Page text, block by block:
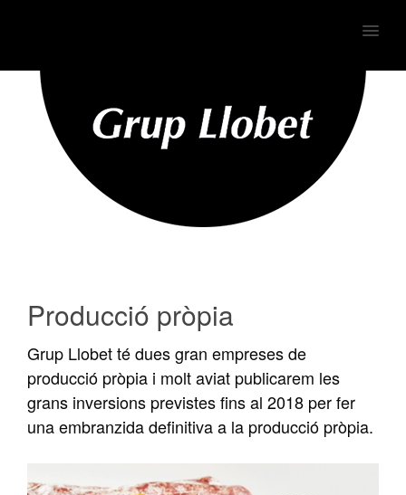
MENU
Producció pròpia
Grup Llobet té dues gran empreses de
producció pròpia i molt aviat publicarem les
grans inversions previstes fins al 2018 per fer
una embranzida definitiva a la producció pròpia.